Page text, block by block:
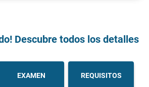
Descubre todos los detalles
EXAMEN REQUISITOS